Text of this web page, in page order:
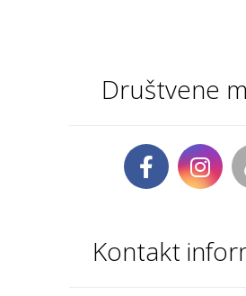
Društvene
Kontakt